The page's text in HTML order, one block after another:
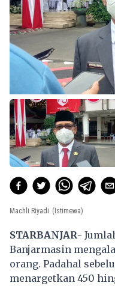
Machli Riyadi (Istimewa)
STARBANJAR-
Banjarmasin
orang. Padahal
menargetkan 450